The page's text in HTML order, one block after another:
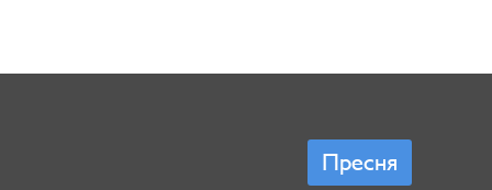
Пресня